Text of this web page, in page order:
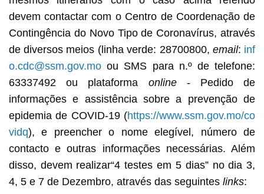
devem contactar com o Centro de Coordenação de
Contingência do Novo Tipo de Coronavírus, através
de diversos meios (linha verde: 28700800, email: inf
o.cdc@ssm.gov.moou SMS para n.º de telefone:
63337492 ou plataforma online- Pedido de
informações e assistência sobre a prevenção de
epidemia de COVID-19 (https://www.ssm.gov.mo/co
vidq), e preencher o nome elegível, número de
contacto e outras informações necessárias. Além
disso, devem realizar“4 testes em 5 dias” no dia 3,
4, 5 e 7 de Dezembro, através das seguintes links: